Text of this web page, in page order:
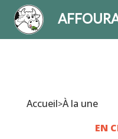
Accueil>À la une
EN